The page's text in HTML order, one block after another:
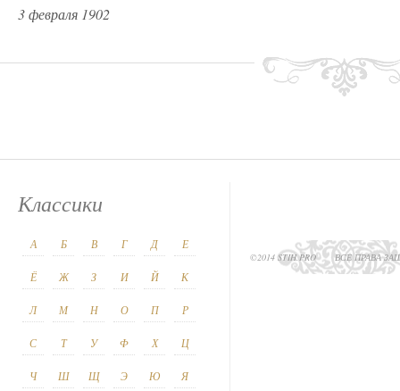
3 февраля 1902
Классики
А Б В Г Д Е
Ё Ж З И Й К
Л М Н О П Р
С Т У Ф Х Ц
Ч Ш Щ Э Ю Я
©2014 STIH.PRO ВСЕ ПРАВА